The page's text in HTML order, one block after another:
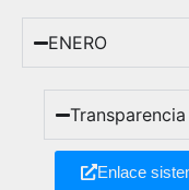
ENERO
Enlace